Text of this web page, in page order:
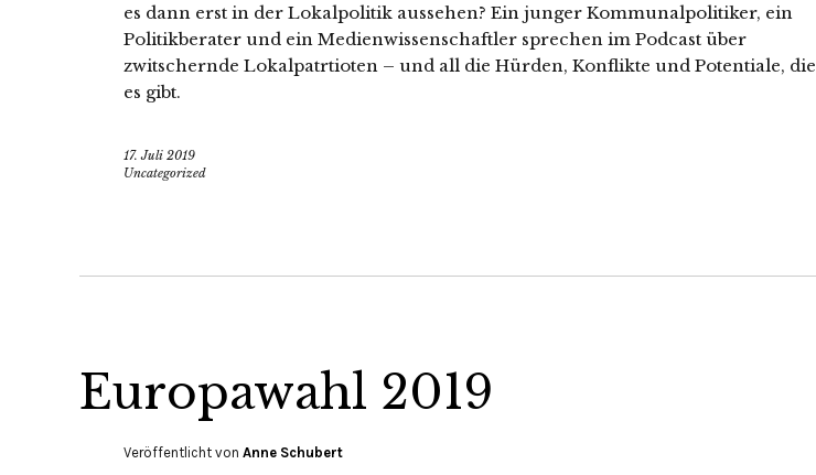
es dann erst in der Lokalpolitik aussehen? Ein junger Kommunalpolitiker, ein
Politikberater und ein Medienwissenschaftler sprechen im Podcast über
zwitschernde Lokalpatrtioten – und all die Hürden, Konflikte und Potentiale, die
es gibt.
17. Juli 2019
Uncategorized
Europawahl 2019
Veröffentlicht von Anne Schubert